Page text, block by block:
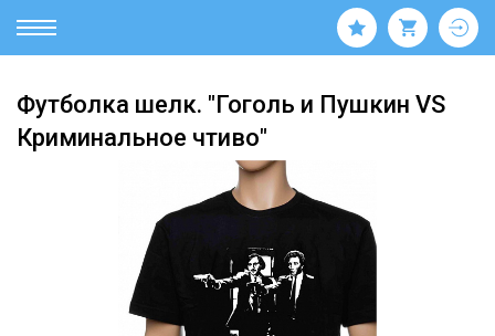
Футболка шелк. "Гоголь и Пушкин VS
Криминальное чтиво"